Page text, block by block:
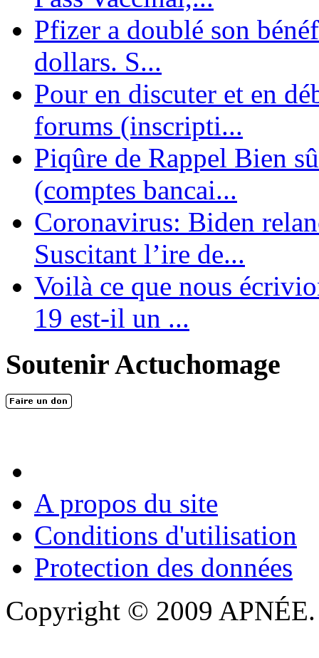
Pfizer a doublé son
dollars. S...
Pour en discuter et en
forums (inscripti...
Piqûre de Rappel Bien
(comptes bancai...
Coronavirus: Biden
Suscitant l’ire de...
Voilà ce que nous
19 est-il un ...
Soutenir Actuchomage
A propos du site
Conditions d'utilisation
Protection des données
Copyright © 2009 APNÉE.